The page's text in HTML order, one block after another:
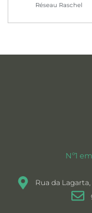
Réseau Raschel
Nº1
Rua da